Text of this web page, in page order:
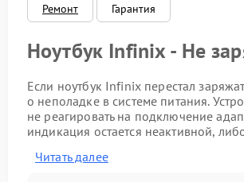
Ремонт Гарантия
Ноутбук Infinix - Не
Если ноутбук Infinix перестал
о неполадке в системе питания.
не реагировать на подключение
индикация остается неактивной,
диагностикой, так как дальнейшая
Читать далее